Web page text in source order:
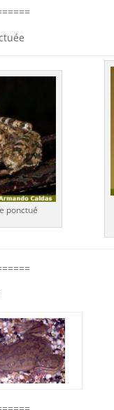
ponctué